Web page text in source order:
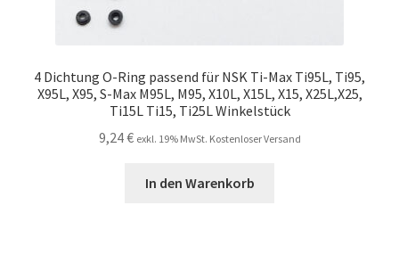
4 Dichtung O-Ring passend für NSK Ti-Max Ti95L, Ti95,
X95L, X95, S-Max M95L, M95, X10L, X15L, X15, X25L,X25,
Ti15L Ti15, Ti25L Winkelstück
9,24€ exkl. 19% MwSt. Kostenloser Versand
In den Warenkorb